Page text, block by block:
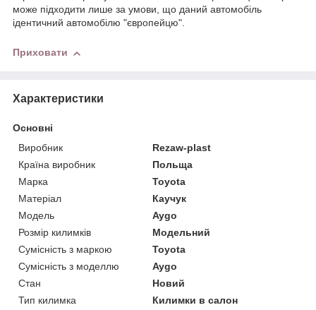
може підходити лише за умови, що даний автомобіль
ідентичний автомобілю "європейцю".
Приховати
Характеристики
Основні
Виробник
Rezaw-plast
Країна виробник
Польща
Марка
Toyota
Матеріал
Каучук
Модель
Aygo
Розмір килимків
Модельний
Сумісність з маркою
Toyota
Сумісність з моделлю
Aygo
Стан
Новий
Тип килимка
Килимки в салон